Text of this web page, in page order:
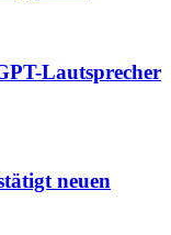
Lautsprecher
neuen